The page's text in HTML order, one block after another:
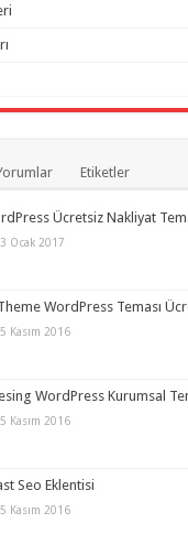
Etiketler
Ücretsiz Nakliyat
Ocak 2017
WordPress Teması
Kasım 2016
WordPress Kurumsal
Kasım 2016
Seo Eklentisi
Kasım 2016